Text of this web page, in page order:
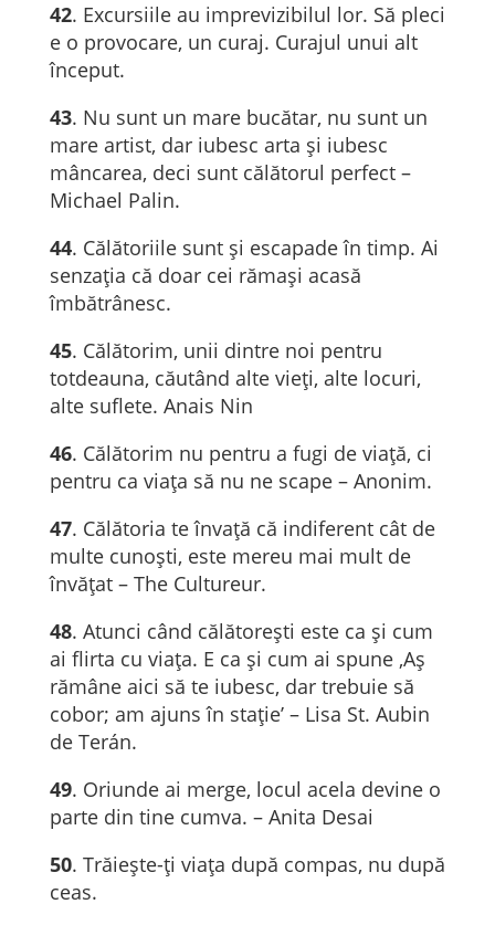
42. Excursiile au imprevizibilul lor. Să pleci
e o provocare, un curaj. Curajul unui alt
început.
43. Nu sunt un mare bucătar, nu sunt un
mare artist, dar iubesc arta și iubesc
mâncarea, deci sunt călătorul perfect –
Michael Palin.
44. Călătoriile sunt şi escapade în timp. Ai
senzaţia că doar cei rămaşi acasă
îmbătrânesc.
45. Călătorim, unii dintre noi pentru
totdeauna, căutând alte vieți, alte locuri,
alte suflete. Anais Nin
46. Călătorim nu pentru a fugi de viață, ci
pentru ca viața să nu ne scape – Anonim.
47. Călătoria te învață că indiferent cât de
multe cunoști, este mereu mai mult de
învățat – The Cultureur.
48. Atunci când călătoreşti este ca şi cum
ai flirta cu viaţa. E ca şi cum ai spune ‚Aş
rămâne aici să te iubesc, dar trebuie să
cobor; am ajuns în staţie’ – Lisa St. Aubin
de Terán.
49. Oriunde ai merge, locul acela devine o
parte din tine cumva. – Anita Desai
50. Trăiește-ți viața după compas, nu după
ceas.